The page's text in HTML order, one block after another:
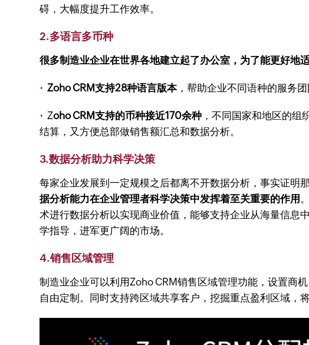
碍，大幅度提升工作效率。
2.多语言多币种
很多制造业企业在世界各地建立起了办公室，为了能更好地
·Zoho CRM支持28种语言版本，帮助企业不同语种的服务
· Zoho CRM支持的币种接近170余种 ，不同国家和地区的
结算，又方便总部做销售额汇总和数据分析。
3.数据分析助力科学决策
每家企业发展到一定规模之后都离不开数据分析，事实证
据分析能力在企业管理者科学决策中发挥着至关重要的作用
术进行数据分析以实现商业价值，能够支持企业从海量信息
学指导，进军更广阔的市场。
4.销售区域管理
制造业企业可以利用Zoho CRM销售区域管理功能，设置商机
自由定制。同时支持跨区域共享客户，挖掘重点盈利区域，